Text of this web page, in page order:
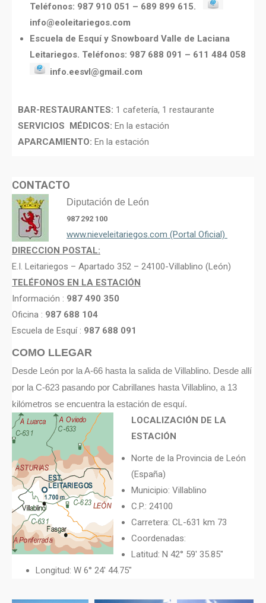
Teléfonos: 987 910 051 – 689 899 615.
info@eoleitariegos.com
Escuela de Esquí y Snowboard Valle de Laciana
Leitariegos. Teléfonos: 987 688 091 – 611 484 058
info.eesvl@gmail.com
BAR-RESTAURANTES: 1 cafetería, 1 restaurante
SERVICIOS MÉDICOS: En la estación
APARCAMIENTO: En la estación
CONTACTO
Diputación de León
987 292 100
www.nieveleitariegos.com (Portal Oficial)
DIRECCION POSTAL:
E.I. Leitariegos – Apartado 352 – 24100-Villablino (León)
TELÉFONOS EN LA ESTACIÓN
Información : 987 490 350
Oficina : 987 688 104
Escuela de Esquí : 987 688 091
COMO LLEGAR
Desde León por la A-66 hasta la salida de Villablino. Desde allí
por la C-623 pasando por Cabrillanes hasta Villablino, a 13
kilómetros se encuentra la estación de esquí.
LOCALIZACIÓN DE LA
ESTACIÓN
Norte de la Provincia de León
(España)
Municipio: Villablino
C.P.: 24100
Carretera: CL-631 km 73
Coordenadas:
Latitud: N 42° 59′ 35.85″
Longitud: W 6° 24′ 44.75″